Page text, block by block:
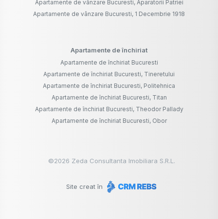
Apartamente de vânzare Bucuresti, Aparatorii Patriei
Apartamente de vânzare Bucuresti, 1 Decembrie 1918
Apartamente de închiriat
Apartamente de închiriat Bucuresti
Apartamente de închiriat Bucuresti, Tineretului
Apartamente de închiriat Bucuresti, Politehnica
Apartamente de închiriat Bucuresti, Titan
Apartamente de închiriat Bucuresti, Theodor Pallady
Apartamente de închiriat Bucuresti, Obor
©2026 Zeda Consultanta Imobiliara S.R.L.
Site creat în